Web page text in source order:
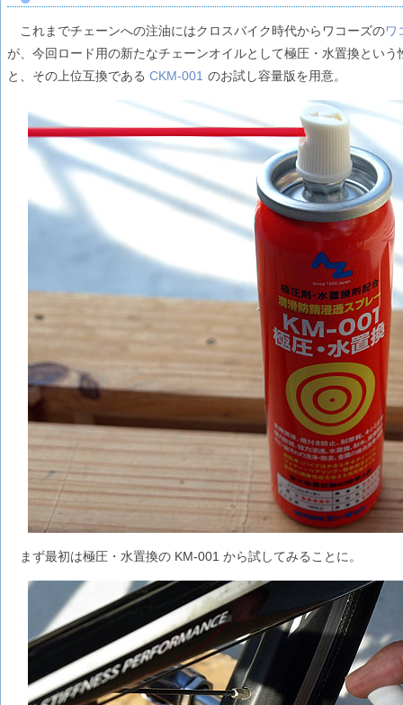
これまでチェーンへの注油にはクロスバイク時代からワコーズのワ
が、今回ロード用の新たなチェーンオイルとして極圧・水置換とい
と、その上位互換である CKM-001 のお試し容量版を用意。
まず最初は極圧・水置換の KM-001 から試してみることに。